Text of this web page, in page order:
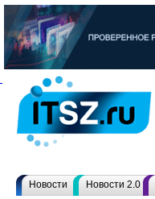
Новости Новости 2.0